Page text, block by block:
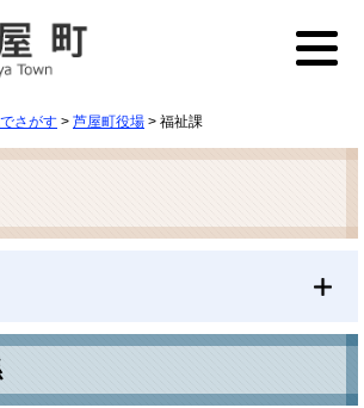
さがす > 芦屋町役場 > 福祉課